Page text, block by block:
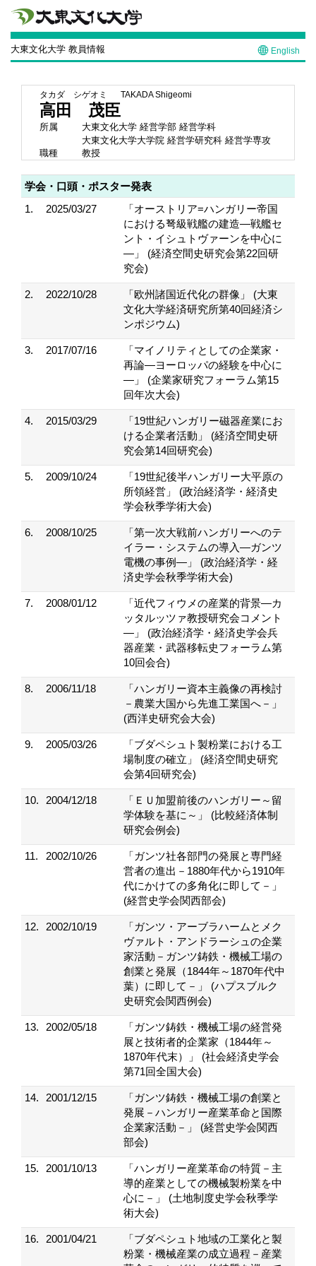
大東文化大学 教員情報 English
タカダ シゲオミ TAKADA Shigeomi
高田 茂臣
所属
大東文化大学 経営学部 経営学科
大東文化大学大学院 経営学研究科 経営学専攻
職種
教授
学会・口頭・ポスター発表
1.
2025/03/27
「オーストリア=ハンガリー帝国
における弩級戦艦の建造―戦艦セ
ント・イシュトヴァーンを中心に
―」 (経済空間史研究会第22回研
究会)
2. 2022/10/28
「欧州諸国近代化の群像」 (大東
文化大学経済研究所第40回経済シ
ンポジウム)
3. 2017/07/16
「マイノリティとしての企業家・
再論―ヨーロッパの経験を中心に
―」 (企業家研究フォーラム第15
回年次大会)
4. 2015/03/29
「19世紀ハンガリー磁器産業にお
ける企業者活動」 (経済空間史研
究会第14回研究会)
5. 2009/10/24
「19世紀後半ハンガリー大平原の
所領経営」 (政治経済学・経済史
学会秋季学術大会)
6. 2008/10/25
「第一次大戦前ハンガリーへのテ
イラー・システムの導入―ガンツ
電機の事例―」 (政治経済学・経
済史学会秋季学術大会)
7. 2008/01/12
「近代フィウメの産業的背景―カ
ッタルッツァ教授研究会コメント
―」 (政治経済学・経済史学会兵
器産業・武器移転史フォーラム第
10回会合)
8. 2006/11/18
「ハンガリー資本主義像の再検討
－農業大国から先進工業国へ－」
(西洋史研究会大会)
9. 2005/03/26
「ブダペシュト製粉業における工
場制度の確立」 (経済空間史研究
会第4回研究会)
10. 2004/12/18
「ＥＵ加盟前後のハンガリー～留
学体験を基に～」 (比較経済体制
研究会例会)
11. 2002/10/26
「ガンツ社各部門の発展と専門経
営者の進出－1880年代から1910年
代にかけての多角化に即して－」
(経営史学会関西部会)
12. 2002/10/19
「ガンツ・アーブラハームとメク
ヴァルト・アンドラーシュの企業
家活動－ガンツ鋳鉄・機械工場の
創業と発展（1844年～1870年代中
葉）に即して－」 (ハプスブルク
史研究会関西例会)
13. 2002/05/18
「ガンツ鋳鉄・機械工場の経営発
展と技術者的企業家（1844年～
1870年代末）」 (社会経済史学会
第71回全国大会)
14. 2001/12/15
「ガンツ鋳鉄・機械工場の創業と
発展－ハンガリー産業革命と国際
企業家活動－」 (経営史学会関西
部会)
15. 2001/10/13
「ハンガリー産業革命の特質－主
導的産業としての機械製粉業を中
心に－」 (土地制度史学会秋季学
術大会)
16. 2001/04/21
「ブダペシュト地域の工業化と製
粉業・機械産業の成立過程－産業